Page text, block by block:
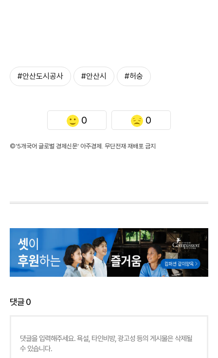
#안산도시공사 #안산시 #허숭
0 0
©'5개국어 글로벌 경제신문' 아주경제. 무단전재·재배포 금지
댓글0